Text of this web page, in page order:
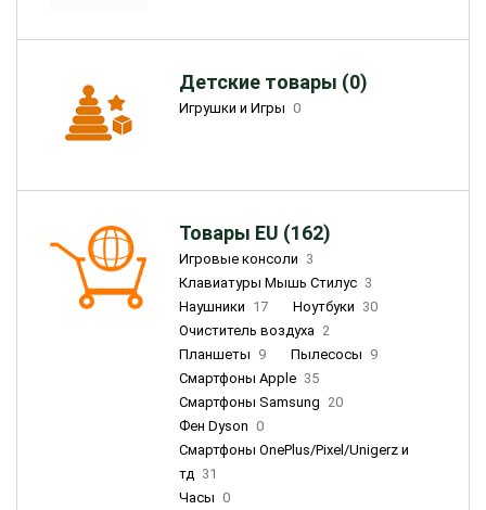
Детские товары (0)
Игрушки и Игры 0
Товары EU (162)
Игровые консоли 3
Клавиатуры Мышь Стилус 3
Наушники 17 Ноутбуки 30
Очиститель воздуха 2
Планшеты 9 Пылесосы 9
Смартфоны Apple 35
Смартфоны Samsung 20
Фен Dyson 0
Смартфоны OnePlus/Pixel/Unigerz и
тд 31
Часы 0